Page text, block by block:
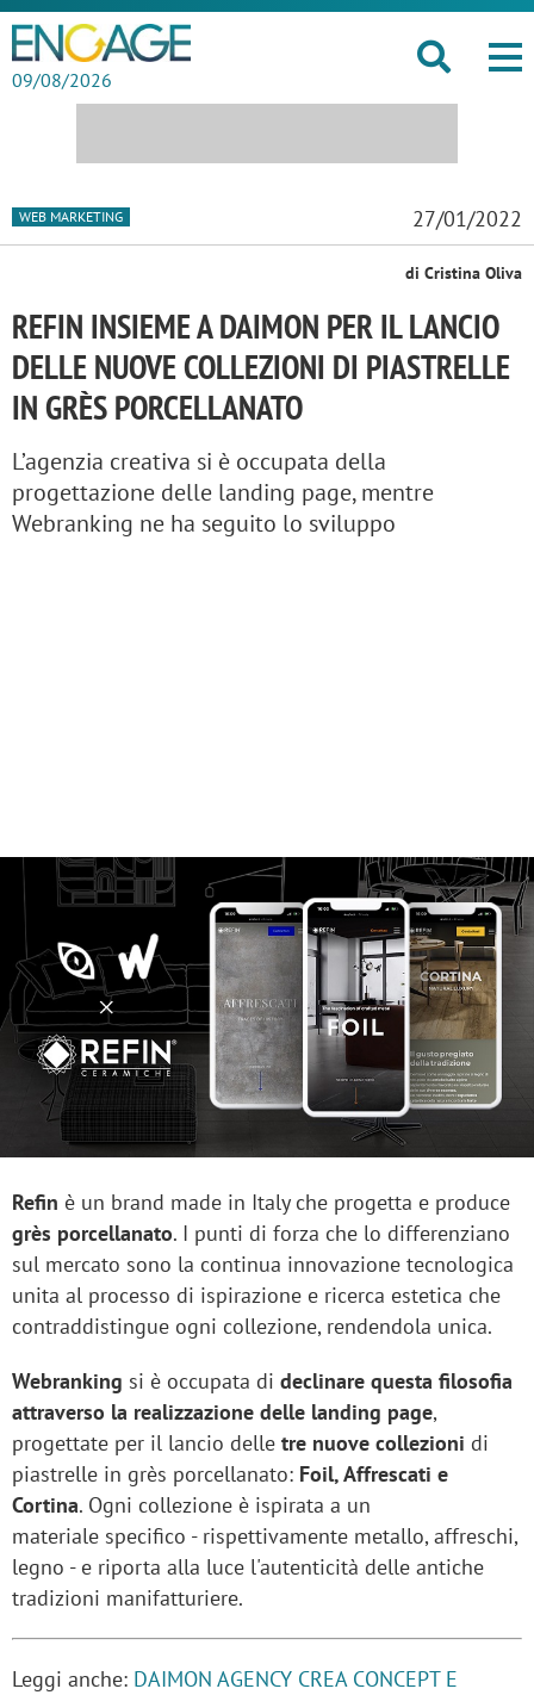
09/08/2026
WEB MARKETING 27/01/2022
di Cristina Oliva
REFIN INSIEME A DAIMON PER IL LANCIO
DELLE NUOVE COLLEZIONI DI PIASTRELLE
IN GRÈS PORCELLANATO
L’agenzia creativa si è occupata della
progettazione delle landing page, mentre
Webranking ne ha seguito lo sviluppo
Refin è un brand made in Italy che progetta e produce
grès porcellanato. I punti di forza che lo differenziano
sul mercato sono la continua innovazione tecnologica
unita al processo di ispirazione e ricerca estetica che
contraddistingue ogni collezione, rendendola unica.
Webranking si è occupata di declinare questa filosofia
attraverso la realizzazione delle landing page,
progettate per il lancio delle tre nuove collezioni di
piastrelle in grès porcellanato: Foil, Affrescati e
Cortina. Ogni collezione è ispirata a un
materiale specifico - rispettivamente metallo, affreschi,
legno - e riporta alla luce l'autenticità delle antiche
tradizioni manifatturiere.
Leggi anche: DAIMON AGENCY CREA CONCEPT E